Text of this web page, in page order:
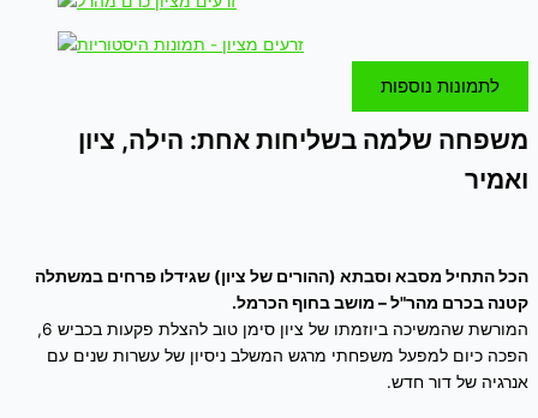
לתמונות נוספות
משפחה שלמה בשליחות אחת: הילה, ציון
ואמיר
הכל התחיל מסבא וסבתא (ההורים של ציון) שגידלו פרחים במשתלה
קטנה בכרם מהר"ל – מושב בחוף הכרמל.
המורשת שהמשיכה ביוזמתו של ציון סימן טוב להצלת פקעות בכביש 6,
הפכה כיום למפעל משפחתי מרגש המשלב ניסיון של עשרות שנים עם
אנרגיה של דור חדש.